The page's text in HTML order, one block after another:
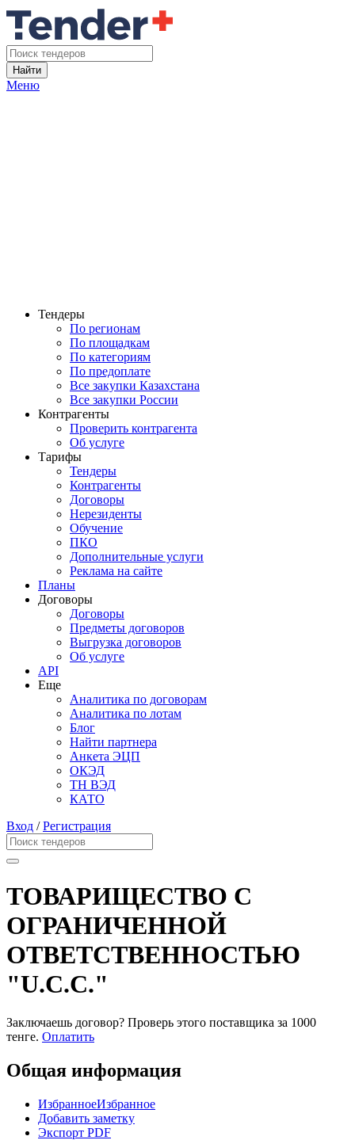
Найти
Меню
Тендеры
По регионам
По площадкам
По категориям
По предоплате
Все закупки Казахстана
Все закупки России
Контрагенты
Проверить контрагента
Об услуге
Тарифы
Тендеры
Контрагенты
Договоры
Нерезиденты
Обучение
ПКО
Дополнительные услуги
Реклама на сайте
Планы
Договоры
Договоры
Предметы договоров
Выгрузка договоров
Об услуге
API
Еще
Аналитика по договорам
Аналитика по лотам
Блог
Найти партнера
Анкета ЭЦП
ОКЭД
ТН ВЭД
КАТО
Вход /Регистрация
ТОВАРИЩЕСТВО С
ОГРАНИЧЕННОЙ
ОТВЕТСТВЕННОСТЬЮ
"U.C.C."
Заключаешь договор? Проверь этого поставщика за 1000
тенге. Оплатить
Общая информация
ИзбранноеИзбранное
Добавить заметку
Экспорт PDF